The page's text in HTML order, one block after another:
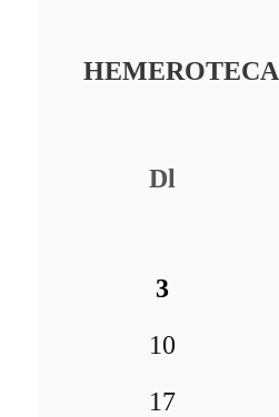
HEMEROTECA
Dl
3
10
17